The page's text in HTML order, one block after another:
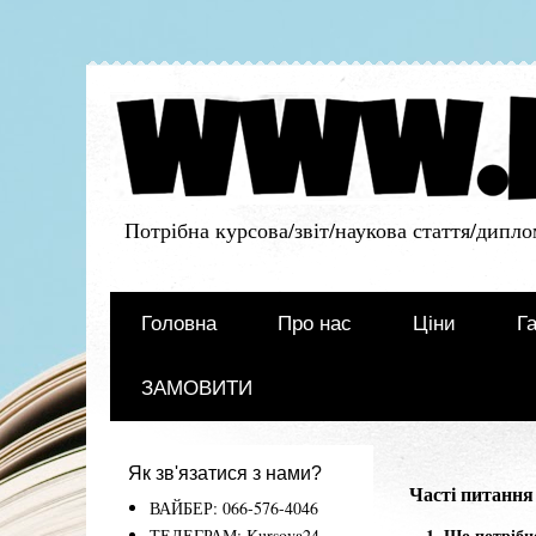
Потрібна курсова/звіт/наукова стаття/
Головна Про нас Ціни
ЗАМОВИТИ
Часті питання
Як зв'язатися з нами?
ВАЙБЕР: 066-576-4046